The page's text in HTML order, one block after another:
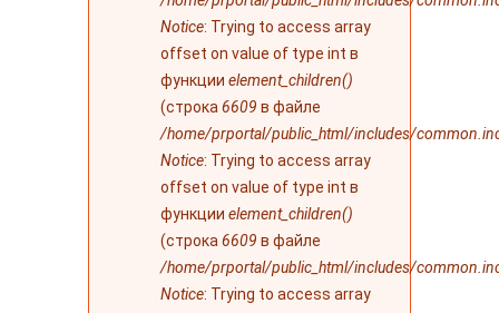
Notice: Trying to access array
offset on value of type int в
функции element_children()
(строка 6609 в файле
/home/prportal/public_html/includes/
Notice: Trying to access array
offset on value of type int в
функции element_children()
(строка 6609 в файле
/home/prportal/public_html/includes/
Notice: Trying to access array